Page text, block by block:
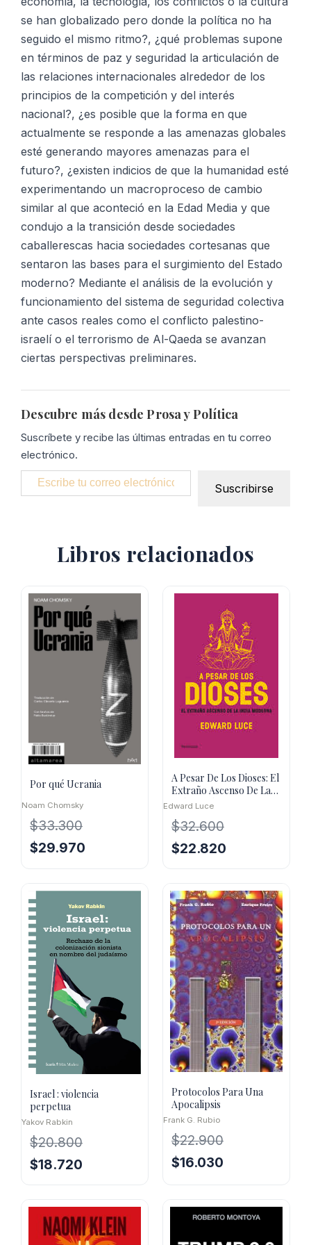
se han globalizado pero donde la política no ha
seguido el mismo ritmo?, ¿qué problemas supone
en términos de paz y seguridad la articulación de
las relaciones internacionales alrededor de los
principios de la competición y del interés
nacional?, ¿es posible que la forma en que
actualmente se responde a las amenazas globales
esté generando mayores amenazas para el
futuro?, ¿existen indicios de que la humanidad esté
experimentando un macroproceso de cambio
similar al que aconteció en la Edad Media y que
condujo a la transición desde sociedades
caballerescas hacia sociedades cortesanas que
sentaron las bases para el surgimiento del Estado
moderno? Mediante el análisis de la evolución y
funcionamiento del sistema de seguridad colectiva
ante casos reales como el conflicto palestino-
israelí o el terrorismo de Al-Qaeda se avanzan
ciertas perspectivas preliminares.
Descubre más desde Prosa y Política
Suscríbete y recibe las últimas entradas en tu correo
electrónico.
Escribe tu correo electrónico…
Suscribirse
Libros relacionados
Por qué Ucrania
Noam Chomsky
$33.300
El
era:
$33.300.
$29.970
es:
$29.970.
A Pesar De Los Dioses: El
Extraño Ascenso De La
India Moderna
Edward Luce
$32.600
El
era:
$32.600.
$22.820
es:
$22.820.
Israel : violencia
perpetua
Yakov Rabkin
$20.800
El
era:
$20.800.
$18.720
es:
$18.720.
Protocolos Para Una
Apocalipsis
Frank G. Rubio
$22.900
El
era:
$22.900.
$16.030
es:
$16.030.